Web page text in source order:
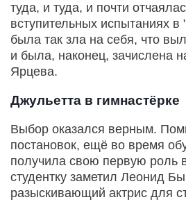
туда, и туда, и почти
вступительных испытаниях
была так зла на себя, что
и была, наконец, зачислена
Ярцева.
Джульетта в гимнастёрке
Выбор оказался верным.
постановок, ещё во время
получила свою первую роль
студентку заметил Леонид
разыскивающий актрис для